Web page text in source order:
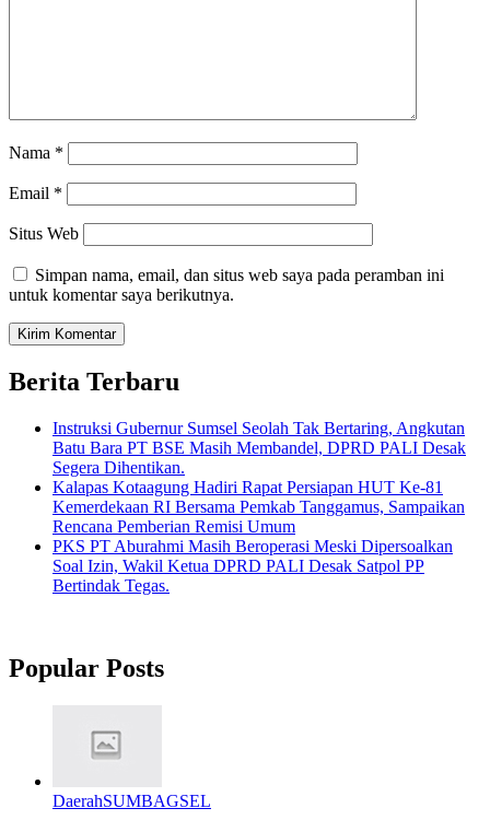
Nama *
Email *
Situs Web
Simpan nama, email, dan situs web saya pada peramban ini
untuk komentar saya berikutnya.
Berita Terbaru
Instruksi Gubernur Sumsel Seolah Tak Bertaring, Angkutan
Batu Bara PT BSE Masih Membandel, DPRD PALI Desak
Segera Dihentikan.
Kalapas Kotaagung Hadiri Rapat Persiapan HUT Ke-81
Kemerdekaan RI Bersama Pemkab Tanggamus, Sampaikan
Rencana Pemberian Remisi Umum
PKS PT Aburahmi Masih Beroperasi Meski Dipersoalkan
Soal Izin, Wakil Ketua DPRD PALI Desak Satpol PP
Bertindak Tegas.
Popular Posts
DaerahSUMBAGSEL